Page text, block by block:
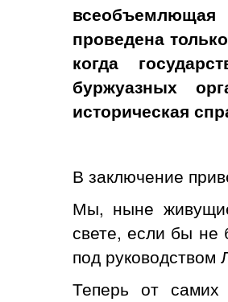
проведена
когда
буржуазных
историческая
В заключение
Мы, ныне
свете, если бы
под
Теперь от